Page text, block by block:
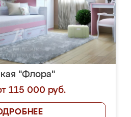
"Флора"
115 000 руб.